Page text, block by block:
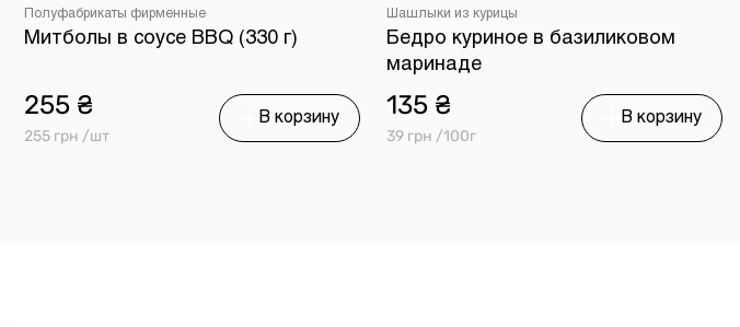
Полуфабрикаты фирменные
Митболы в соусе BBQ (330 г)
255 ₴
255 грн /шт
В корзину
Шашлыки из курицы
Бедро куриное в базиликовом
маринаде
135 ₴
39 грн /100г
В корзину